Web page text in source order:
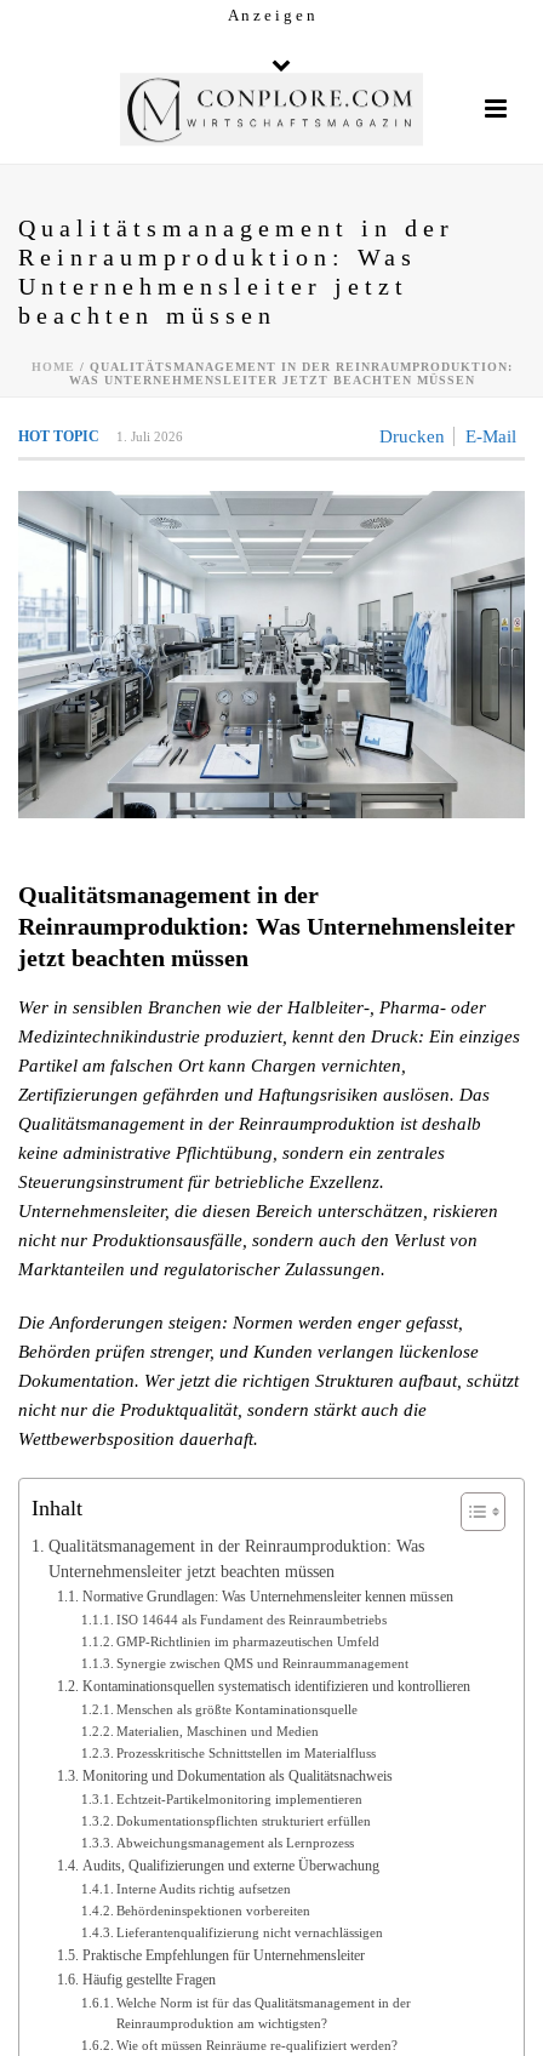
A n z e i g e n
Qualitätsmanagement in der
Reinraumproduktion: Was
Unternehmensleiter jetzt
beachten müssen
HOME / QUALITÄTSMANAGEMENT IN DER REINRAUMPRODUKTION:
WAS UNTERNEHMENSLEITER JETZT BEACHTEN MÜSSEN
Drucken E-Mail
HOT TOPIC 1. Juli 2026
Qualitätsmanagement in der
Reinraumproduktion: Was Unternehmensleiter
jetzt beachten müssen
Wer in sensiblen Branchen wie der Halbleiter-, Pharma- oder
Medizintechnikindustrie produziert, kennt den Druck: Ein einziges
Partikel am falschen Ort kann Chargen vernichten,
Zertifizierungen gefährden und Haftungsrisiken auslösen. Das
Qualitätsmanagement in der Reinraumproduktion ist deshalb
keine administrative Pflichtübung, sondern ein zentrales
Steuerungsinstrument für betriebliche Exzellenz.
Unternehmensleiter, die diesen Bereich unterschätzen, riskieren
nicht nur Produktionsausfälle, sondern auch den Verlust von
Marktanteilen und regulatorischer Zulassungen.
Die Anforderungen steigen: Normen werden enger gefasst,
Behörden prüfen strenger, und Kunden verlangen lückenlose
Dokumentation. Wer jetzt die richtigen Strukturen aufbaut, schützt
nicht nur die Produktqualität, sondern stärkt auch die
Wettbewerbsposition dauerhaft.
Inhalt
Qualitätsmanagement in der Reinraumproduktion: Was
Unternehmensleiter jetzt beachten müssen
Normative Grundlagen: Was Unternehmensleiter kennen müssen
ISO 14644 als Fundament des Reinraumbetriebs
GMP-Richtlinien im pharmazeutischen Umfeld
Synergie zwischen QMS und Reinraummanagement
Kontaminationsquellen systematisch identifizieren und kontrollieren
Menschen als größte Kontaminationsquelle
Materialien, Maschinen und Medien
Prozesskritische Schnittstellen im Materialfluss
Monitoring und Dokumentation als Qualitätsnachweis
Echtzeit-Partikelmonitoring implementieren
Dokumentationspflichten strukturiert erfüllen
Abweichungsmanagement als Lernprozess
Audits, Qualifizierungen und externe Überwachung
Interne Audits richtig aufsetzen
Behördeninspektionen vorbereiten
Lieferantenqualifizierung nicht vernachlässigen
Praktische Empfehlungen für Unternehmensleiter
Häufig gestellte Fragen
Welche Norm ist für das Qualitätsmanagement in der
Reinraumproduktion am wichtigsten?
Wie oft müssen Reinräume re-qualifiziert werden?